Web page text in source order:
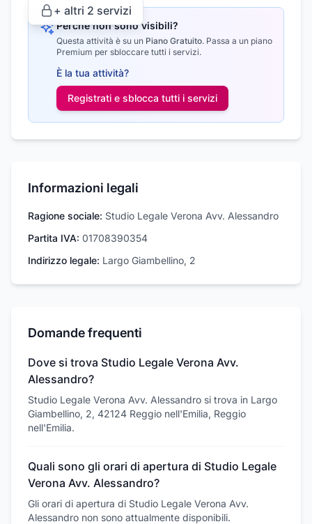
+ altri 2 servizi
Perché non sono visibili?
Questa attività è su un Piano Gratuito. Passa a un piano
Premium per sbloccare tutti i servizi.
È la tua attività?
Registrati e sblocca tutti i servizi
Informazioni legali
Ragione sociale: Studio Legale Verona Avv. Alessandro
Partita IVA: 01708390354
Indirizzo legale: Largo Giambellino, 2
Domande frequenti
Dove si trova Studio Legale Verona Avv.
Alessandro?
Studio Legale Verona Avv. Alessandro si trova in Largo
Giambellino, 2, 42124 Reggio nell'Emilia, Reggio
nell'Emilia.
Quali sono gli orari di apertura di Studio Legale
Verona Avv. Alessandro?
Gli orari di apertura di Studio Legale Verona Avv.
Alessandro non sono attualmente disponibili.